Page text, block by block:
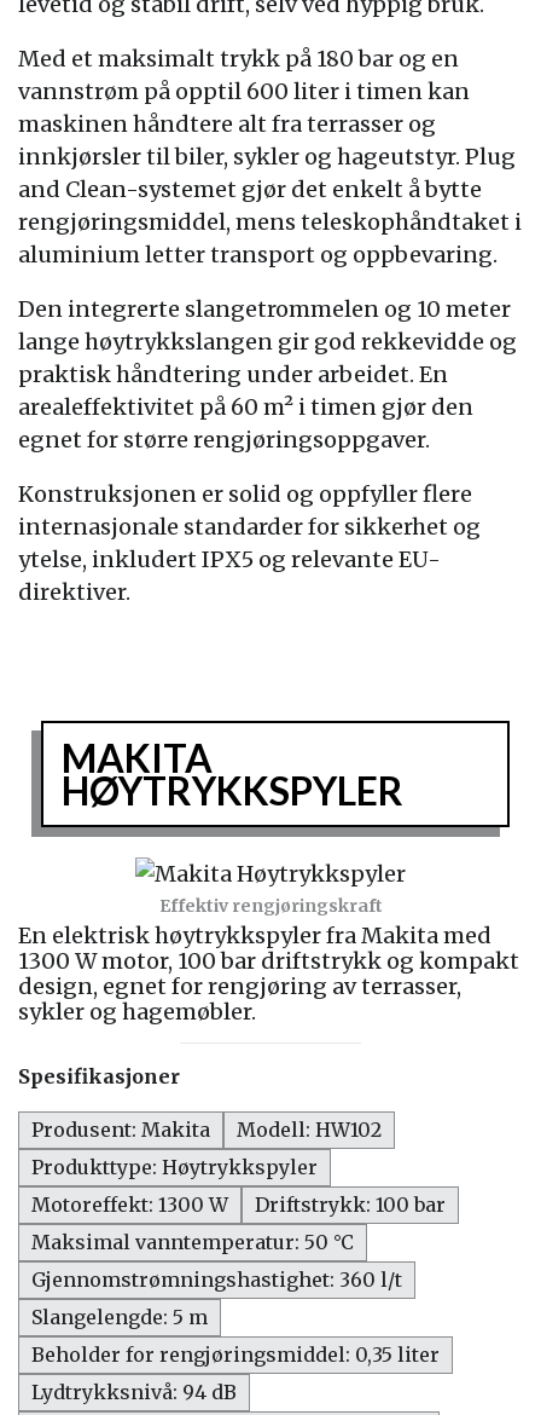
Med et maksimalt trykk på 180 bar og en
vannstrøm på opptil 600 liter i timen kan
maskinen håndtere alt fra terrasser og
innkjørsler til biler, sykler og hageutstyr. Plug
and Clean-systemet gjør det enkelt å bytte
rengjøringsmiddel, mens teleskophåndtaket i
aluminium letter transport og oppbevaring.
Den integrerte slangetrommelen og 10 meter
lange høytrykkslangen gir god rekkevidde og
praktisk håndtering under arbeidet. En
arealeffektivitet på 60 m² i timen gjør den
egnet for større rengjøringsoppgaver.
Konstruksjonen er solid og oppfyller flere
internasjonale standarder for sikkerhet og
ytelse, inkludert IPX5 og relevante EU-
direktiver.
Effektiv rengjøringskraft
MAKITA
HØYTRYKKSPYLER
En elektrisk høytrykkspyler fra Makita med
1300 W motor, 100 bar driftstrykk og kompakt
design, egnet for rengjøring av terrasser,
sykler og hagemøbler.
Spesifikasjoner
Produsent: Makita
Modell: HW102
Produkttype: Høytrykkspyler
Motoreffekt: 1300 W
Driftstrykk: 100 bar
Maksimal vanntemperatur: 50 °C
Gjennomstrømningshastighet: 360 l/t
Slangelengde: 5 m
Beholder for rengjøringsmiddel: 0,35 liter
Lydtrykksnivå: 94 dB